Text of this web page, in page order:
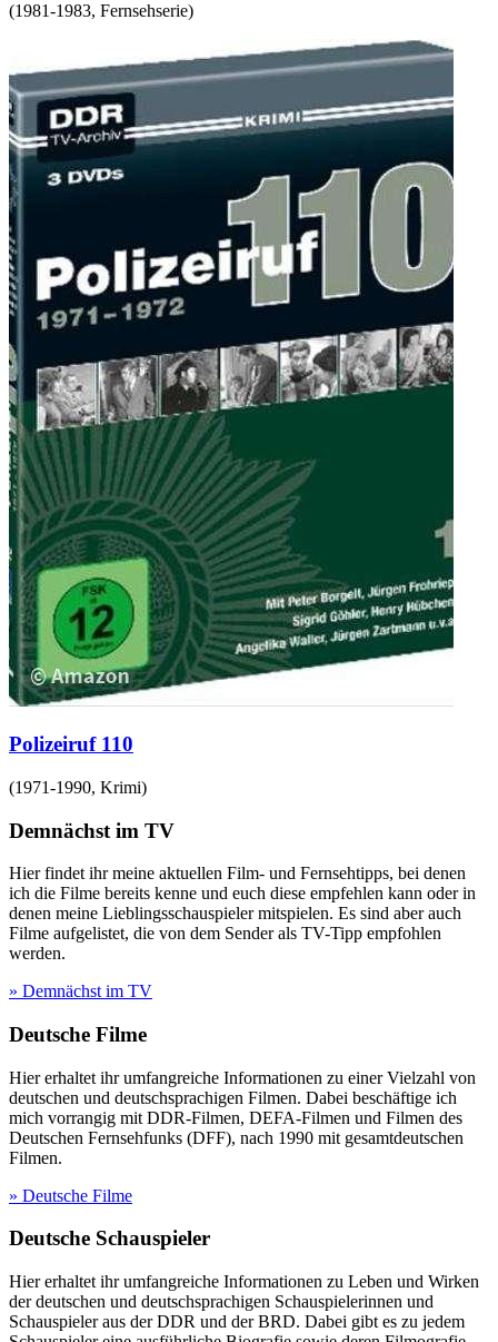
(1981-1983, Fernsehserie)
Polizeiruf 110
(1971-1990, Krimi)
Demnächst im TV
Hier findet ihr meine aktuellen Film- und Fernsehtipps, bei denen
ich die Filme bereits kenne und euch diese empfehlen kann oder in
denen meine Lieblingsschauspieler mitspielen. Es sind aber auch
Filme aufgelistet, die von dem Sender als TV-Tipp empfohlen
werden.
» Demnächst im TV
Deutsche Filme
Hier erhaltet ihr umfangreiche Informationen zu einer Vielzahl von
deutschen und deutschsprachigen Filmen. Dabei beschäftige ich
mich vorrangig mit DDR-Filmen, DEFA-Filmen und Filmen des
Deutschen Fernsehfunks (DFF), nach 1990 mit gesamtdeutschen
Filmen.
» Deutsche Filme
Deutsche Schauspieler
Hier erhaltet ihr umfangreiche Informationen zu Leben und Wirken
der deutschen und deutschsprachigen Schauspielerinnen und
Schauspieler aus der DDR und der BRD. Dabei gibt es zu jedem